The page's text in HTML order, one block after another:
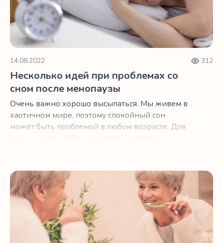
14.08.2022 312
Несколько идей при проблемах со
сном после менопаузы
Очень важно хорошо высыпаться. Мы живем в
хаотичном мире, поэтому спокойный сон
может быть проблемой в любом возрасте. Для
Как лучше спать, изменив то, как вы чистите зубы